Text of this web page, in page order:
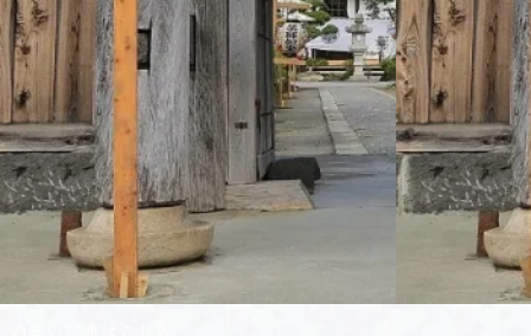
に、
旨
宗
派…
望
む
所
で
永
代
員
る
ペ
ト
を